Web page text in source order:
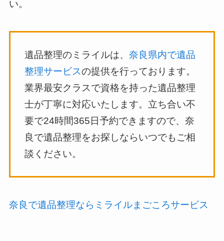
い。
遺品整理のミライルは、奈良県内で遺品
整理サービスの提供を行っております。
業界最安クラスで資格を持った遺品整理
士が丁寧に対応いたします。立ち合い不
要で24時間365日予約できますので、奈
良で遺品整理をお探しならいつでもご相
談ください。
奈良で遺品整理ならミライルまごころサービス